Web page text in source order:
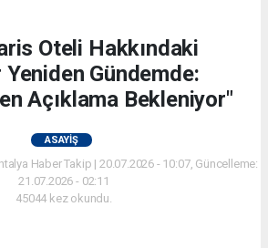
Oteli Hakkındaki
Gündemde:
Açıklama Bekleniyor"
ASAYIŞ
Haber Takip | 20.07.2026 - 10:07, Güncelleme:
21.07.2026 - 02:11
45044 kez okundu.